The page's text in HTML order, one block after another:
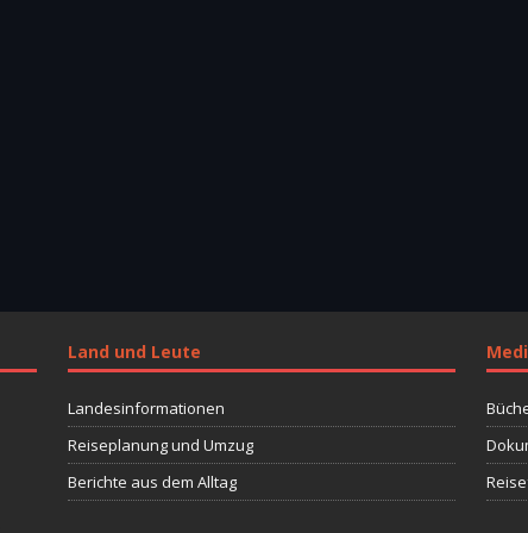
Land und Leute
Landesinformationen
Reiseplanung und Umzug
Berichte aus dem Alltag